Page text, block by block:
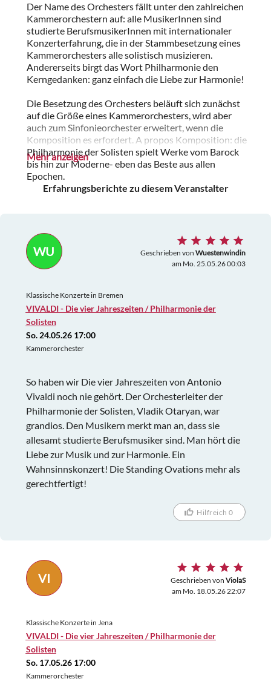
Der Name des Orchesters fällt unter den zahlreichen
Kammerorchestern auf: alle MusikerInnen sind
studierte BerufsmusikerInnen mit internationaler
Konzerterfahrung, die in der Stammbesetzung eines
Kammerorchesters alle solistisch musizieren.
Andererseits birgt das Wort Philharmonie den
Kerngedanken: ganz einfach die Liebe zur Harmonie!
Die Besetzung des Orchesters beläuft sich zunächst
auf die Größe eines Kammerorchesters, wird aber
auch zum Sinfonieorchester erweitert, wenn die
Komposition es erfordert. A propos Komposition: die
Philharmonie der Solisten spielt Werke vom Barock
bis hin zur Moderne- eben das Beste aus allen
Epochen.
Mehr anzeigen
Erfahrungsberichte zu diesem Veranstalter
WU Geschrieben von Wuestenwindin
am Mo. 25.05.26 00:03
Klassische Konzerte in Bremen
VIVALDI - Die vier Jahreszeiten / Philharmonie der
Solisten
So. 24.05.26 17:00
Kammerorchester
So haben wir Die vier Jahreszeiten von Antonio
Vivaldi noch nie gehört. Der Orchesterleiter der
Philharmonie der Solisten, Vladik Otaryan, war
grandios. Den Musikern merkt man an, dass sie
allesamt studierte Berufsmusiker sind. Man hört die
Liebe zur Musik und zur Harmonie. Ein
Wahnsinnskonzert! Die Standing Ovations mehr als
gerechtfertigt!
Hilfreich 0
VI Geschrieben von ViolaS
am Mo. 18.05.26 22:07
Klassische Konzerte in Jena
VIVALDI - Die vier Jahreszeiten / Philharmonie der
Solisten
So. 17.05.26 17:00
Kammerorchester